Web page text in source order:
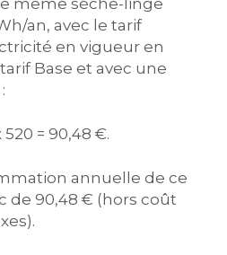
même sèche-linge
an, avec le tarif
en vigueur en
Base et avec une
520 = 90,48 €.
annuelle de ce
de 90,48 € (hors coût